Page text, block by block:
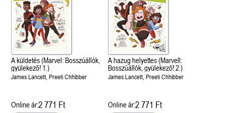
A küldetés (Marvel: Bosszúállók,
gyülekező! 1.)
James Lancett, Preeti Chhibber
Online ár:2 771 Ft
A hazug helyettes (Marvell:
Bosszúállók, gyülekező! 2.)
James Lancett, Preeti Chhibber
Online ár:2 771 Ft